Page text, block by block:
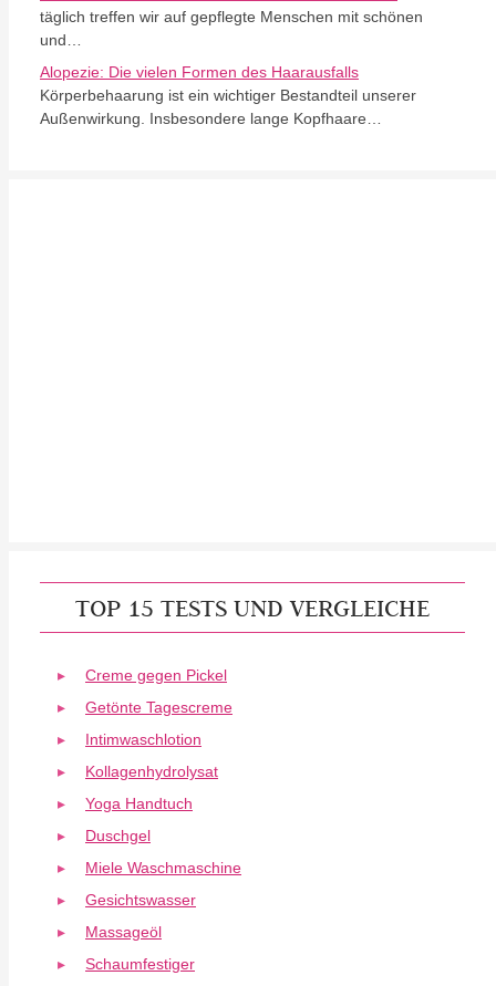
täglich treffen wir auf gepflegte Menschen mit schönen
und…
Alopezie: Die vielen Formen des Haarausfalls
Körperbehaarung ist ein wichtiger Bestandteil unserer
Außenwirkung. Insbesondere lange Kopfhaare…
TOP 15 TESTS UND VERGLEICHE
Creme gegen Pickel
Getönte Tagescreme
Intimwaschlotion
Kollagenhydrolysat
Yoga Handtuch
Duschgel
Miele Waschmaschine
Gesichtswasser
Massageöl
Schaumfestiger